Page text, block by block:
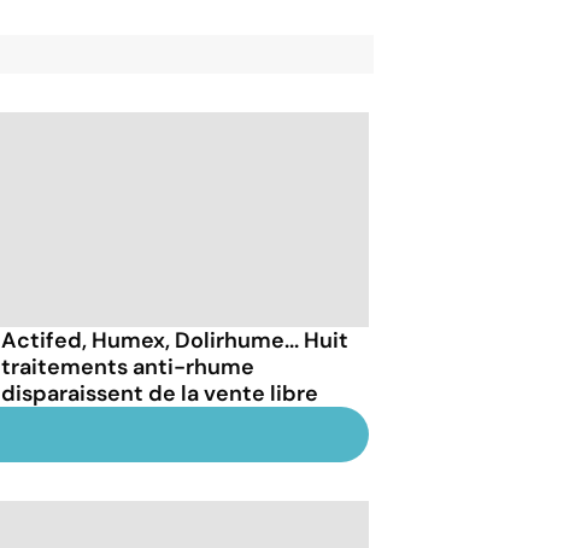
Actifed, Humex, Dolirhume... Huit
traitements anti-rhume
disparaissent de la vente libre